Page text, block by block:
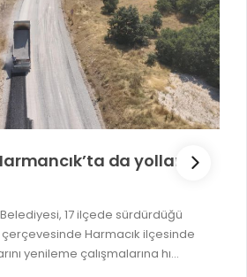
Keles’e taşındı
Belediyesi’nin, Bursa’nın Fethi’nin
dolayısıyla 17 ilçede
bu kez Keles’te vatanda...